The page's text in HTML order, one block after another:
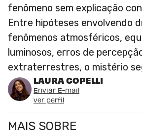
fenômeno sem explicação
Entre hipóteses envolvendo
fenômenos atmosféricos,
luminosos, erros de
extraterrestres, o mistério
LAURA COPELLI
Enviar E-mail
ver perfil
MAIS SOBRE